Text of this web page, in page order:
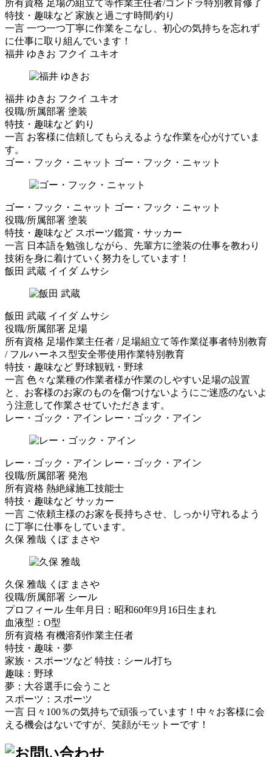
所有資格 足場の組立て等作業主任者/ゴンドラ特別教育修了
特技・趣味など 家族と過ごす時間/釣り
一言 一つ一つ丁寧に作業をこなし、初心の気持ちを忘れず
に仕事に取り組んでいます！
福井 ゆきお フクイ ユキオ
福井 ゆきお フクイ ユキオ
役職/所属部署 塗装
特技・趣味など 釣り
一言 お客様に信頼してもらえるような作業を心がけていま
す。
ゴー・フック・ニャット ゴー・フック・ニャット
ゴー・フック・ニャット ゴー・フック・ニャット
役職/所属部署 塗装
特技・趣味など スポーツ鑑賞・サッカー
一言 日本語を勉強しながら、先輩方に塗装の仕事を教わり
技術を身に着けていく努力をしています！
飯田 武蔵 イイダ ムサシ
飯田 武蔵 イイダ ムサシ
役職/所属部署 足場
所有資格 足場作業主任者 / 足場組立て等作業従事者特別教育
/ フルハーネス型安全帯使用作業特別教育
特技・趣味など 野球観戦・野球
一言 色々な業種の作業者様が作業のしやすい足場の設置
と、お客様のお家のものを傷つけないようにご迷惑のないよ
う注意して作業させていただきます。
レー・ゴック・アイン レー・ゴック・アイン
レー・ゴック・アイン レー・ゴック・アイン
役職/所属部署 発泡
所有資格 熱絶縁施工技能士
特技・趣味など サッカー
一言 ご依頼主様のお家を長持ちさせ、しっかり守れるよう
に丁寧に仕事をしています。
久保 雅哉 くぼ まさや
久保 雅哉 くぼ まさや
役職/所属部署 シール
プロフィール 生年月日：昭和60年9月16日生まれ
血液型：O型
所有資格 有機溶剤作業主任者
特技・趣味・夢
家族・スポーツなど 特技：シール打ち
趣味：野球
夢：大谷選手に会うこと
スポーツ：スポーツ
一言 日々100％の気持ちで頑張っています！中々お客様に会
える機会はないですが、笑顔がモットーです！